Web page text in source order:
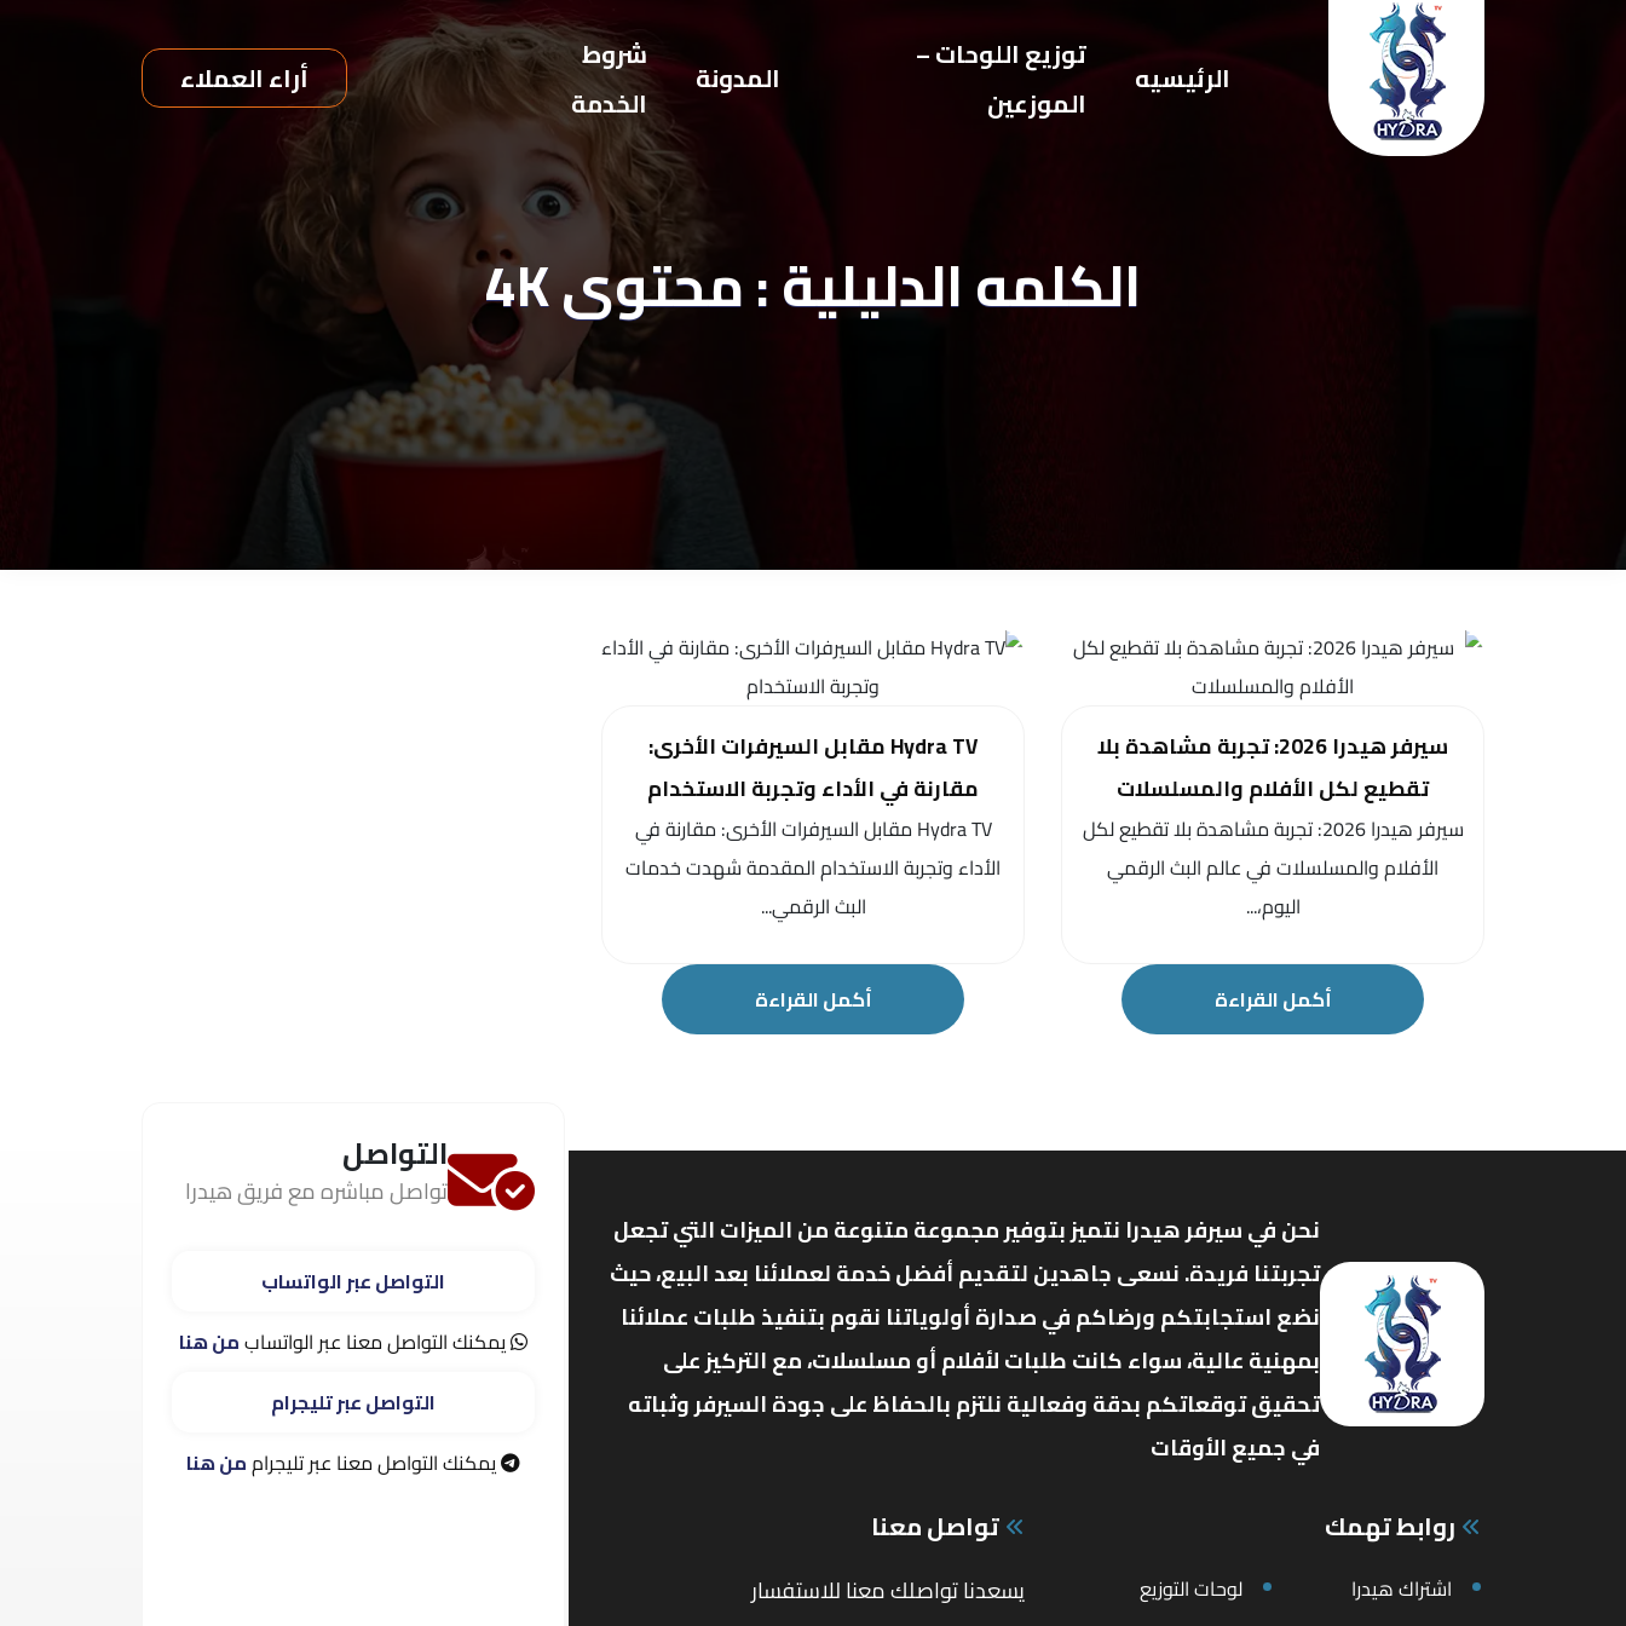
الرئيسيه
توزيع اللوحات –
الموزعين
المدونة
شروط
الخدمة
أراء العملاء
الكلمه الدليلية : محتوى 4K
سيرفر هيدرا 2026: تجربة مشاهدة بلا
تقطيع لكل الأفلام والمسلسلات
سيرفر هيدرا 2026: تجربة مشاهدة بلا تقطيع لكل
الأفلام والمسلسلات في عالم البث الرقمي
اليوم،...
أكمل القراءة
Hydra TV مقابل السيرفرات الأخرى:
مقارنة في الأداء وتجربة الاستخدام
Hydra TV مقابل السيرفرات الأخرى: مقارنة في
الأداء وتجربة الاستخدام المقدمة شهدت خدمات
البث الرقمي...
أكمل القراءة
نحن في سيرفر هيدرا نتميز بتوفير مجموعة متنوعة من الميزات التي تجعل
تجربتنا فريدة. نسعى جاهدين لتقديم أفضل خدمة لعملائنا بعد البيع، حيث
نضع استجابتكم ورضاكم في صدارة أولوياتنا نقوم بتنفيذ طلبات عملائنا
بمهنية عالية، سواء كانت طلبات لأفلام أو مسلسلات، مع التركيز على
تحقيق توقعاتكم بدقة وفعالية نلتزم بالحفاظ على جودة السيرفر وثباته
في جميع الأوقات
روابط تهمك
اشتراك هيدرا
لوحات التوزيع
تواصل معنا
يسعدنا تواصلك معنا للاستفسار
التواصل
تواصل مباشره مع فريق هيدرا
التواصل عبر الواتساب
يمكنك التواصل معنا عبر الواتسابمن هنا
التواصل عبر تليجرام
يمكنك التواصل معنا عبر تليجراممن هنا